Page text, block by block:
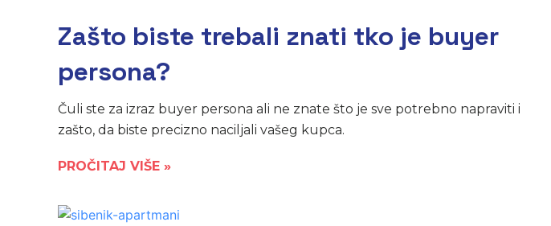
Zašto biste trebali znati tko je buyer
persona?
Čuli ste za izraz buyer persona ali ne znate što je sve potrebno napraviti i
zašto, da biste precizno naciljali vašeg kupca.
PROČITAJ VIŠE »